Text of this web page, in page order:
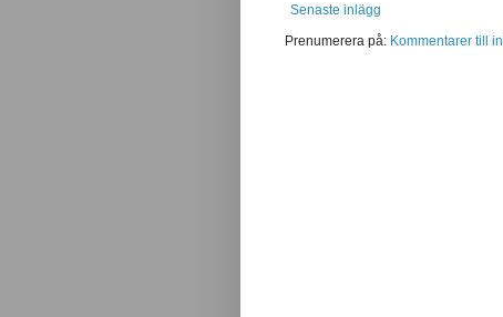
Senaste inlägg
Prenumerera på: Kommentarer till